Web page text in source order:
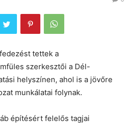
tettek a
szerkesztői a Dél-
helyszínen, ahol is a jövőre
munkálatai folynak.
építésért felelős tagjai